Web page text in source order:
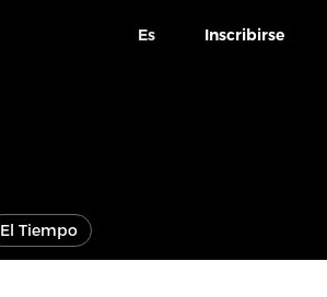
Es Inscribirse
El Tiempo